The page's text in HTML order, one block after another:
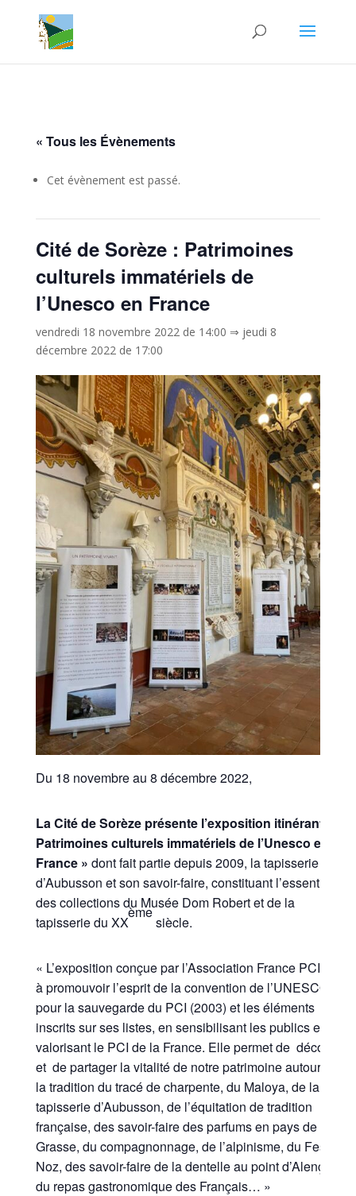
« Tous les Évènements
Cet évènement est passé.
Cité de Sorèze : Patrimoines
culturels immatériels de
l’Unesco en France
vendredi 18 novembre 2022 de 14:00 ⇒ jeudi 8
décembre 2022 de 17:00
Du 18 novembre au 8 décembre 2022,
La Cité de Sorèze présente l’exposition itinérante «
Patrimoines culturels immatériels de l’Unesco en
France » dont fait partie depuis 2009, la tapisserie
d’Aubusson et son savoir-faire, constituant l’essentiel
des collections du Musée Dom Robert et de la
tapisserie du XX
ème
siècle.
« L’exposition conçue par l’Association France PCI vise
à promouvoir l’esprit de la convention de l’UNESCO
pour la sauvegarde du PCI (2003) et les éléments
inscrits sur ses listes, en sensibilisant les publics et en
valorisant le PCI de la France. Elle permet de découvrir
et de partager la vitalité de notre patrimoine autour de
la tradition du tracé de charpente, du Maloya, de la
tapisserie d’Aubusson, de l’équitation de tradition
française, des savoir-faire des parfums en pays de
Grasse, du compagnonnage, de l’alpinisme, du Fest-
Noz, des savoir-faire de la dentelle au point d’Alençon,
du repas gastronomique des Français… »